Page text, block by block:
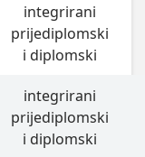
integrirani
prijediplomski
i diplomski
integrirani
prijediplomski
i diplomski